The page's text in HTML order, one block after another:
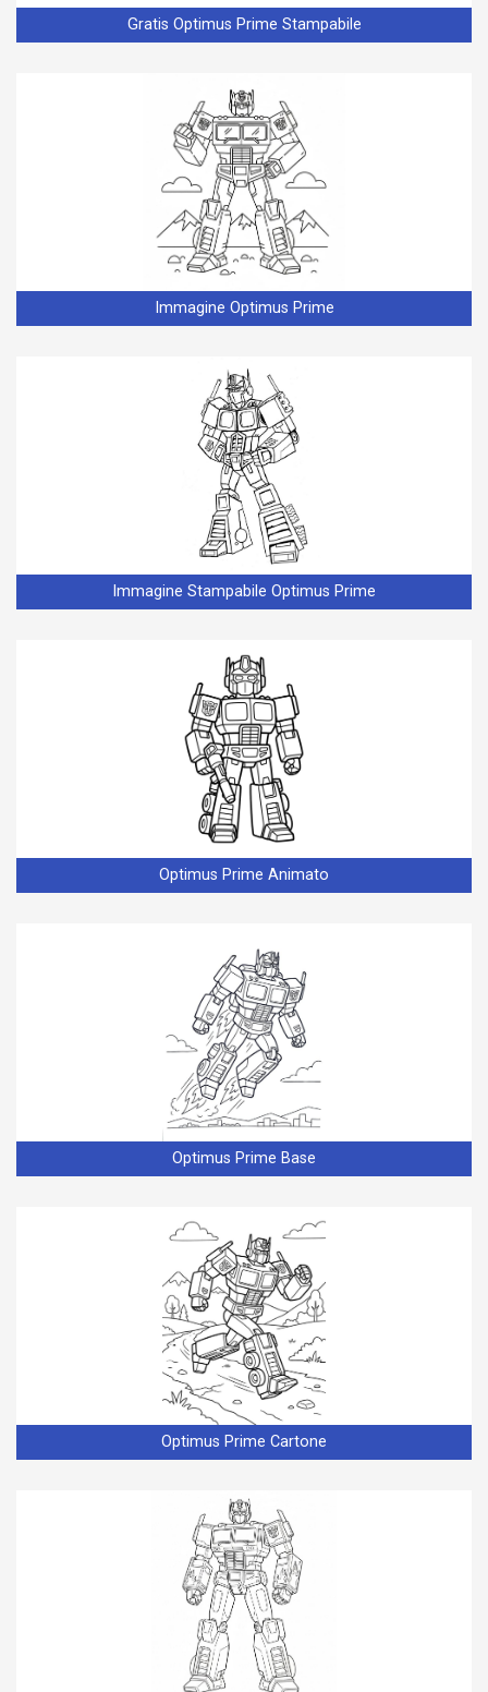
Gratis Optimus Prime Stampabile
Immagine Optimus Prime
Immagine Stampabile Optimus Prime
Optimus Prime Animato
Optimus Prime Base
Optimus Prime Cartone